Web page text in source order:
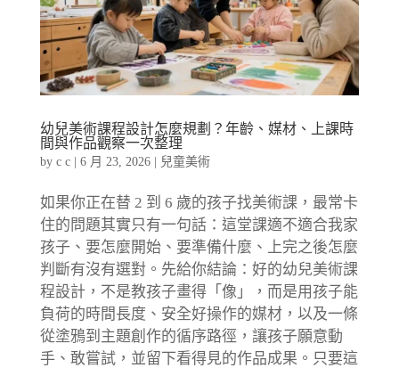
幼兒美術課程設計怎麼規劃？年齡、媒材、上課時
間與作品觀察一次整理
by c c| 6 月 23, 2026| 兒童美術
如果你正在替 2 到 6 歲的孩子找美術課，最常卡
住的問題其實只有一句話：這堂課適不適合我家
孩子、要怎麼開始、要準備什麼、上完之後怎麼
判斷有沒有選對。先給你結論：好的幼兒美術課
程設計，不是教孩子畫得「像」，而是用孩子能
負荷的時間長度、安全好操作的媒材，以及一條
從塗鴉到主題創作的循序路徑，讓孩子願意動
手、敢嘗試，並留下看得見的作品成果。只要這